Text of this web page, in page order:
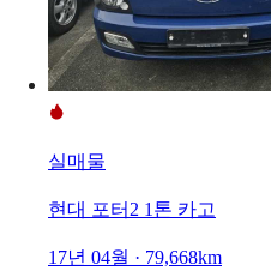
실매물
현대 포터2 1톤 카고
17년 04월 · 79,668km